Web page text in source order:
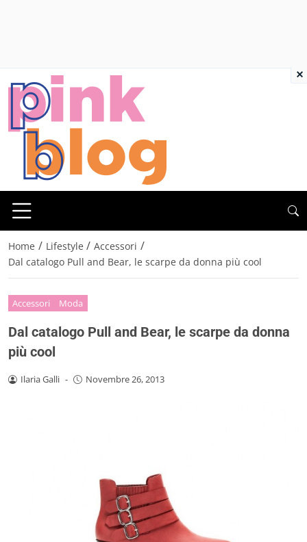
Home / Lifestyle / Accessori /
Dal catalogo Pull and Bear, le scarpe da donna più cool
Accessori Moda
Dal catalogo Pull and Bear, le scarpe da donna
più cool
Ilaria Galli - Novembre 26, 2013
×